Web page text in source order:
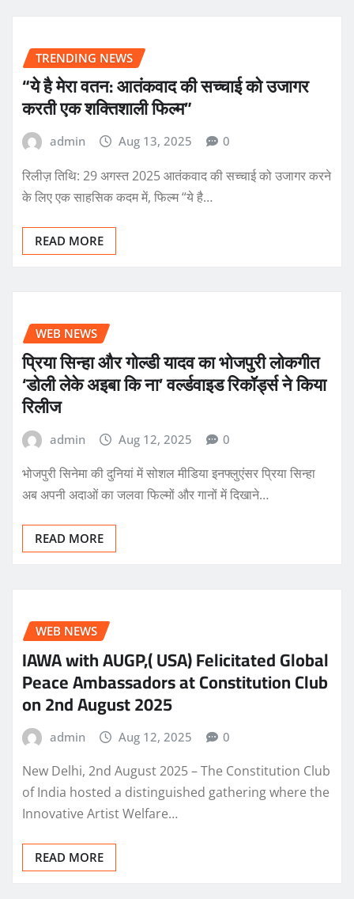
TRENDING NEWS
“ये है मेरा वतन: आतंकवाद की सच्चाई को उजागर
करती एक शक्तिशाली फिल्म”
admin Aug 13, 2025 0
रिलीज़ तिथि: 29 अगस्त 2025 आतंकवाद की सच्चाई को उजागर करने
के लिए एक साहसिक कदम में, फिल्म “ये है…
READ MORE
WEB NEWS
प्रिया सिन्हा और गोल्डी यादव का भोजपुरी लोकगीत
‘डोली लेके अइबा कि ना’ वर्ल्डवाइड रिकॉर्ड्स ने किया
रिलीज
admin Aug 12, 2025 0
भोजपुरी सिनेमा की दुनियां में सोशल मीडिया इनफ्लुएंसर प्रिया सिन्हा
अब अपनी अदाओं का जलवा फिल्मों और गानों में दिखाने…
READ MORE
WEB NEWS
IAWA with AUGP,( USA) Felicitated Global
Peace Ambassadors at Constitution Club
on 2nd August 2025
admin Aug 12, 2025 0
New Delhi, 2nd August 2025 – The Constitution Club
of India hosted a distinguished gathering where the
Innovative Artist Welfare…
READ MORE